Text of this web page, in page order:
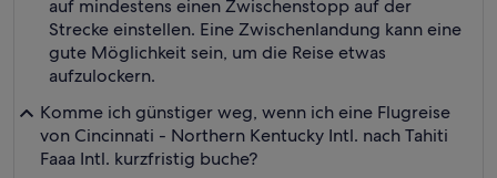
auf mindestens einen Zwischenstopp auf der
Strecke einstellen. Eine Zwischenlandung kann eine
gute Möglichkeit sein, um die Reise etwas
aufzulockern.
Komme ich günstiger weg, wenn ich eine Flugreise
von Cincinnati - Northern Kentucky Intl. nach Tahiti
Faaa Intl. kurzfristig buche?